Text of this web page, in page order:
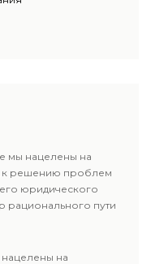
мы нацелены на
к решению проблем
юридического
рационального пути
на